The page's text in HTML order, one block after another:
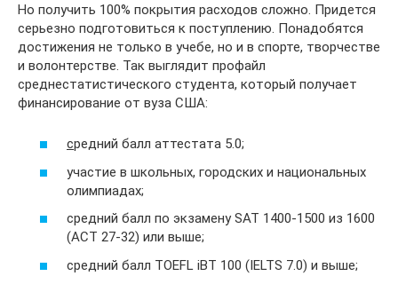
Но получить 100% покрытия расходов сложно. Придется
серьезно подготовиться к поступлению. Понадобятся
достижения не только в учебе, но и в спорте, творчестве
и волонтерстве. Так выглядит профайл
среднестатистического студента, который получает
финансирование от вуза США:
средний балл аттестата 5.0;
участие в школьных, городских и национальных
олимпиадах;
средний балл по экзамену SAT 1400-1500 из 1600
(ACT 27-32) или выше;
средний балл TOEFL iBT 100 (IELTS 7.0) и выше;